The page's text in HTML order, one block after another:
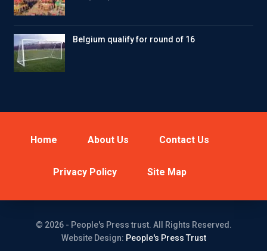
Belgium qualify for round of 16
Home About Us Contact Us
Privacy Policy Site Map
© 2026 - People's Press trust. All Rights Reserved.
Website Design: People's Press Trust